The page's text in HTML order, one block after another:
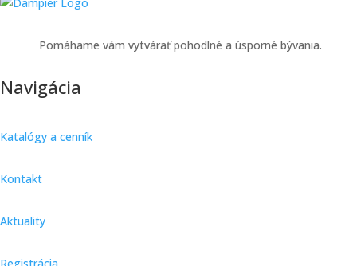
Pomáhame vám vytvárať pohodlné a úsporné bývania.
Navigácia
Katalógy a cenník
Kontakt
Aktuality